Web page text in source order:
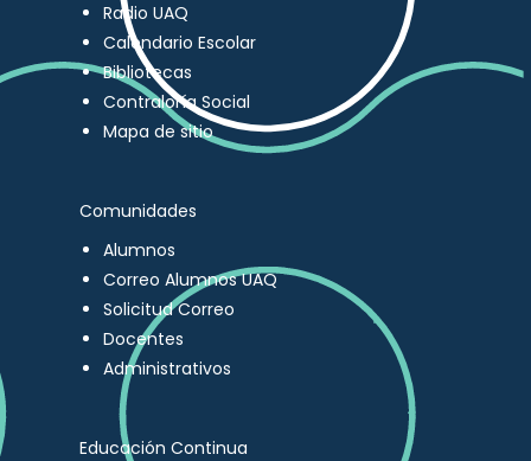
Radio UAQ
Calendario Escolar
Bibliotecas
Contraloría Social
Mapa de sitio
Comunidades
Alumnos
Correo Alumnos UAQ
Solicitud Correo
Docentes
Administrativos
Educación Continua